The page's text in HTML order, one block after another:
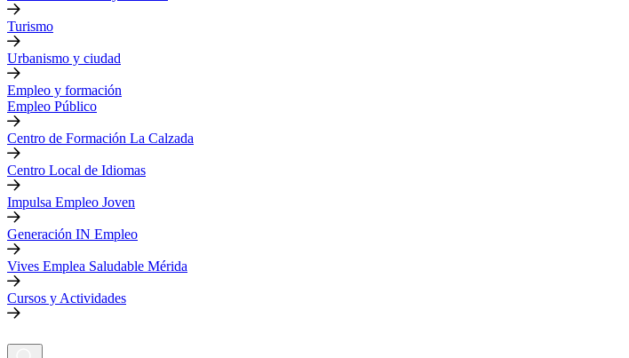
Turismo
Urbanismo y ciudad
Empleo y formación
Empleo Público
Centro de Formación La Calzada
Centro Local de Idiomas
Impulsa Empleo Joven
Generación IN Empleo
Vives Emplea Saludable Mérida
Cursos y Actividades